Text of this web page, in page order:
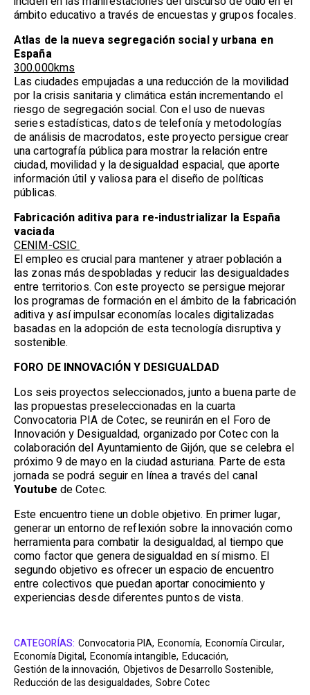
ámbito educativo a través de encuestas y grupos focales.
Atlas de la nueva segregación social y urbana en
España
300.000kms
Las ciudades empujadas a una reducción de la movilidad
por la crisis sanitaria y climática están incrementando el
riesgo de segregación social. Con el uso de nuevas
series estadísticas, datos de telefonía y metodologías
de análisis de macrodatos, este proyecto persigue crear
una cartografía pública para mostrar la relación entre
ciudad, movilidad y la desigualdad espacial, que aporte
información útil y valiosa para el diseño de políticas
públicas.
Fabricación aditiva para re-industrializar la España
vaciada
CENIM-CSIC
El empleo es crucial para mantener y atraer población a
las zonas más despobladas y reducir las desigualdades
entre territorios. Con este proyecto se persigue mejorar
los programas de formación en el ámbito de la fabricación
aditiva y así impulsar economías locales digitalizadas
basadas en la adopción de esta tecnología disruptiva y
sostenible.
FORO DE INNOVACIÓN Y DESIGUALDAD
Los seis proyectos seleccionados, junto a buena parte de
las propuestas preseleccionadas en la cuarta
Convocatoria PIA de Cotec, se reunirán en el Foro de
Innovación y Desigualdad, organizado por Cotec con la
colaboración del Ayuntamiento de Gijón, que se celebra el
próximo 9 de mayo en la ciudad asturiana. Parte de esta
jornada se podrá seguir en línea a través del canal
Youtube de Cotec.
Este encuentro tiene un doble objetivo. En primer lugar,
generar un entorno de reflexión sobre la innovación como
herramienta para combatir la desigualdad, al tiempo que
como factor que genera desigualdad en sí mismo. El
segundo objetivo es ofrecer un espacio de encuentro
entre colectivos que puedan aportar conocimiento y
experiencias desde diferentes puntos de vista.
CATEGORÍAS: Convocatoria PIA, Economía, Economía Circular,
Economía Digital, Economía intangible, Educación,
Gestión de la innovación, Objetivos de Desarrollo Sostenible,
Reducción de las desigualdades, Sobre Cotec